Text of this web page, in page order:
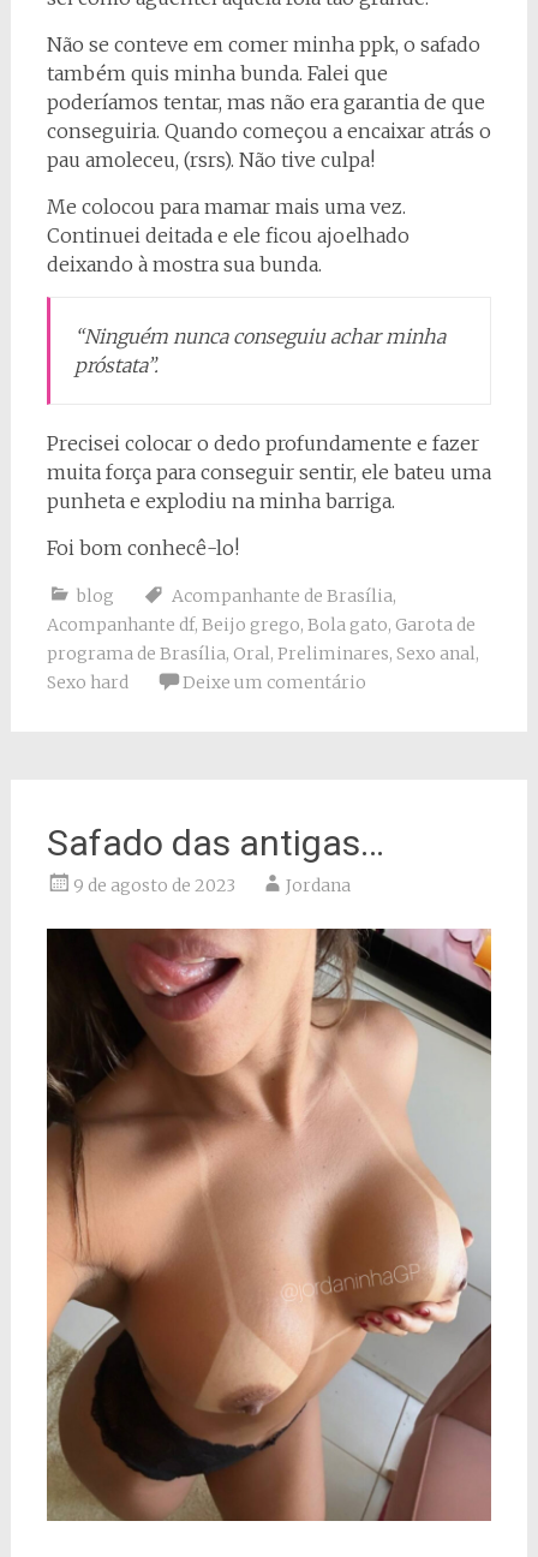
Não se conteve em comer minha ppk, o safado
também quis minha bunda. Falei que
poderíamos tentar, mas não era garantia de que
conseguiria. Quando começou a encaixar atrás o
pau amoleceu, (rsrs). Não tive culpa!
Me colocou para mamar mais uma vez.
Continuei deitada e ele ficou ajoelhado
deixando à mostra sua bunda.
“Ninguém nunca conseguiu achar minha
próstata”.
Precisei colocar o dedo profundamente e fazer
muita força para conseguir sentir, ele bateu uma
punheta e explodiu na minha barriga.
Foi bom conhecê-lo!
blog Acompanhante de Brasília,
Acompanhante df, Beijo grego, Bola gato, Garota de
programa de Brasília, Oral, Preliminares, Sexo anal,
Sexo hard
Deixe um comentário
Safado das antigas…
9 de agosto de 2023 Jordana